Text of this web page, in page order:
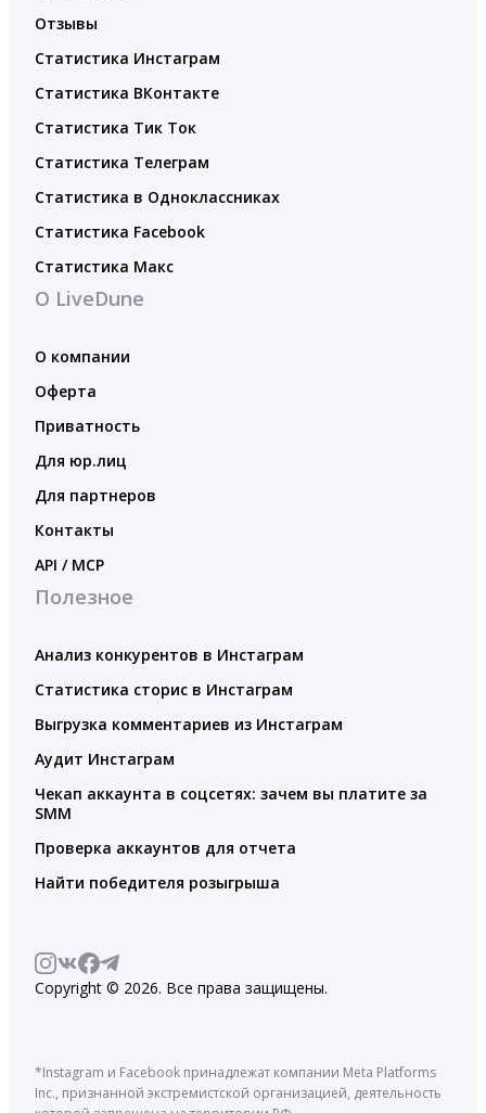
Отзывы
Статистика Инстаграм
Статистика ВКонтакте
Статистика Тик Ток
Статистика Телеграм
Статистика в Одноклассниках
Статистика Facebook
Статистика Макс
О LiveDune
О компании
Оферта
Приватность
Для юр.лиц
Для партнеров
Контакты
API / MCP
Полезное
Анализ конкурентов в Инстаграм
Статистика сторис в Инстаграм
Выгрузка комментариев из Инстаграм
Аудит Инстаграм
Чекап аккаунта в соцсетях: зачем вы платите за
SMM
Проверка аккаунтов для отчета
Найти победителя розыгрыша
Copyright © 2026. Все права защищены.
*Instagram и Facebook принадлежат компании Meta Platforms
Inc., признанной экстремистской организацией, деятельность